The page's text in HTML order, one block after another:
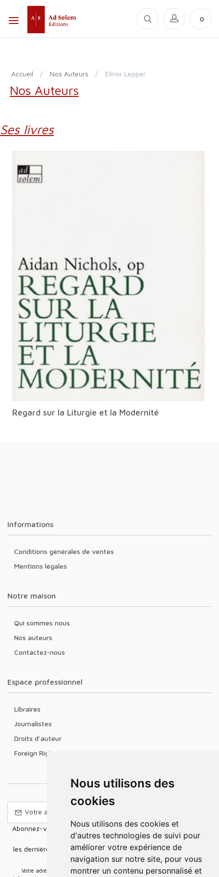
Nous utilisons des
cookies
Nous utilisons des cookies et
d'autres technologies de suivi pour
améliorer votre expérience de
navigation sur notre site, pour vous
montrer un contenu personnalisé et
0
Accueil / Nos Auteurs / Elinor Lepper
Nos Auteurs
Ses livres
Regard sur la Liturgie et la Modernité
Informations
Conditions générales de ventes
Mentions légales
Notre maison
Qui sommes nous
Nos auteurs
Contactez-nous
Espace professionnel
Libraires
Journalistes
Droits d'auteur
Foreign Rights
Abonnez-vous à notre Newsletter pour recevoir nos nouvelles
offres,
les dernières nouvelles, des informations sur les ventes et les
promotions.
Votre adresse e-mail sera uniquement utilisée pour vous envoyer des